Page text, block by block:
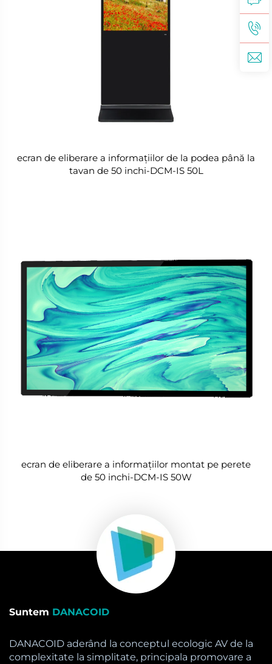
ecran de eliberare a informațiilor de la podea până la
tavan de 50 inchi-DCM-IS 50L
ecran de eliberare a informațiilor montat pe perete
de 50 inchi-DCM-IS 50W
Suntem DANACOID
DANACOID aderând la conceptul ecologic AV de la
complexitate la simplitate, principala promovare a